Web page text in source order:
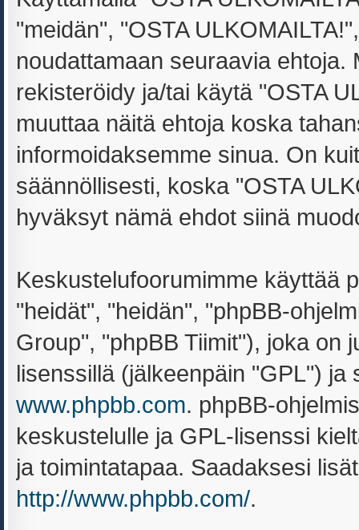
"meidän", "OSTA
noudattamaan seuraavia
rekisteröidy ja/tai käytä "OSTA
muuttaa näitä ehtoja koska
informoidaksemme sinua. On
säännöllisesti, koska "OSTA
hyväksyt nämä ehdot siinä
Keskustelufoorumimme käyttää
"heidät", "heidän", "phpBB-
Group", "phpBB Tiimit"), joka on
lisenssillä (jälkeenpäin "GPL")
www.phpbb.com. phpBB-
keskustelulle ja GPL-lisenssi
ja toimintatapaa. Saadaksesi
http://www.phpbb.com/.